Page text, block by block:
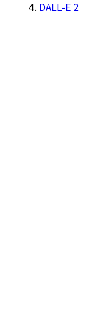
DALL-E 2